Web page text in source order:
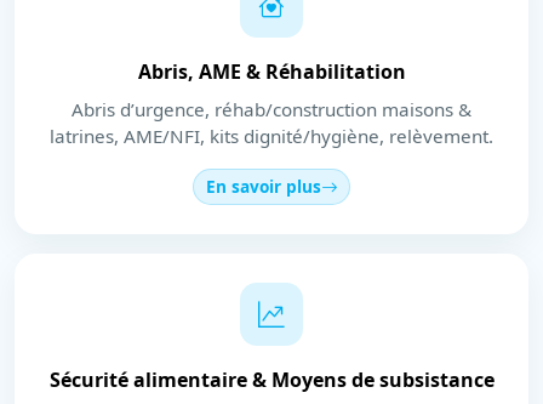
Abris, AME & Réhabilitation
Abris d’urgence, réhab/construction maisons &
latrines, AME/NFI, kits dignité/hygiène, relèvement.
En savoir plus
Sécurité alimentaire & Moyens de subsistance